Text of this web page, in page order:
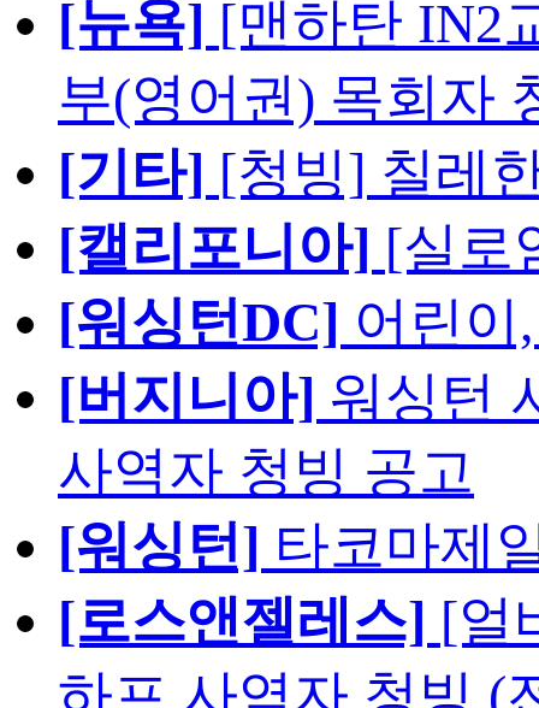
[뉴욕] [맨하탄 IN2
부(영어권) 목회자
[기타] [청빙] 칠레
[캘리포니아] [실로
[워싱턴DC] 어린이
[버지니아] 워싱턴
사역자 청빙 공고
[워싱턴] 타코마제
[로스앤젤레스] [얼
하프 사역자 청빙 (